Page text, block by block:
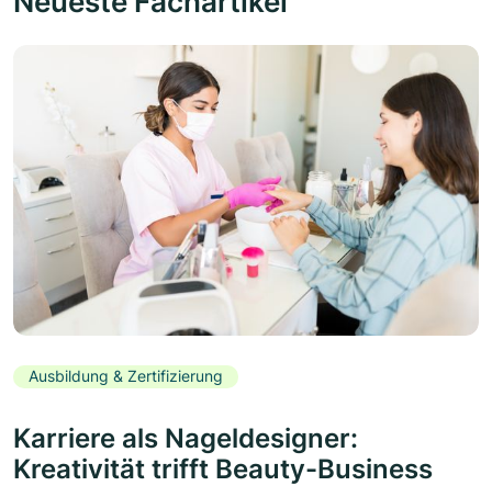
Ausbildung & Zertifizierung
Karriere als Nageldesigner:
Kreativität trifft Beauty-Business